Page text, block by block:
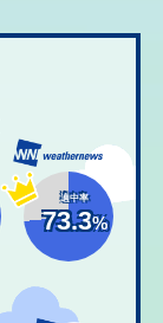
適中率
73.3%